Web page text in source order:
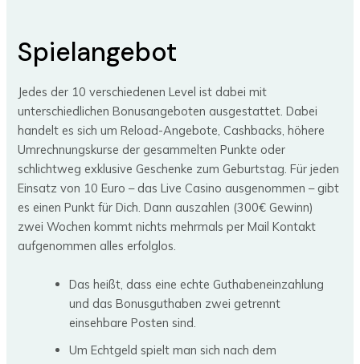
Spielangebot
Jedes der 10 verschiedenen Level ist dabei mit
unterschiedlichen Bonusangeboten ausgestattet. Dabei
handelt es sich um Reload-Angebote, Cashbacks, höhere
Umrechnungskurse der gesammelten Punkte oder
schlichtweg exklusive Geschenke zum Geburtstag. Für jeden
Einsatz von 10 Euro – das Live Casino ausgenommen – gibt
es einen Punkt für Dich. Dann auszahlen (300€ Gewinn)
zwei Wochen kommt nichts mehrmals per Mail Kontakt
aufgenommen alles erfolglos.
Das heißt, dass eine echte Guthabeneinzahlung
und das Bonusguthaben zwei getrennt
einsehbare Posten sind.
Um Echtgeld spielt man sich nach dem